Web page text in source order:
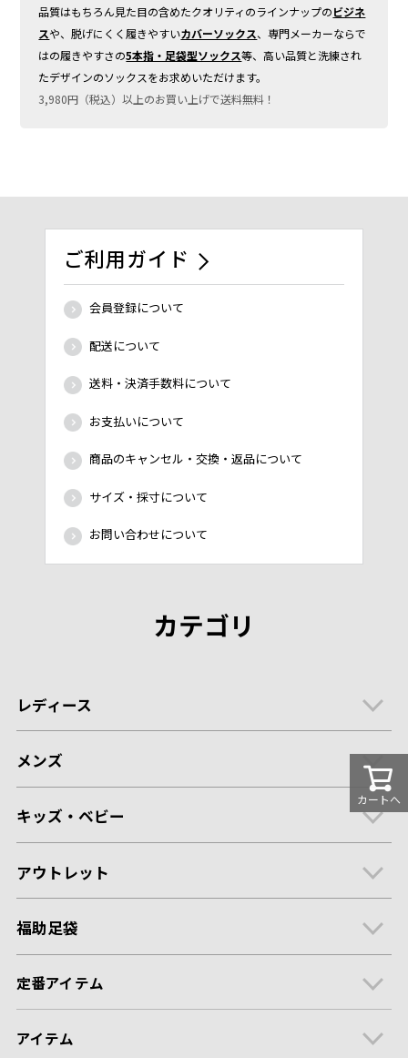
品質はもちろん見た目の含めたクオリティのラインナップのビジネ
スや、脱げにくく履きやすいカバーソックス、専門メーカーならで
はの履きやすさの5本指・足袋型ソックス等、高い品質と洗練され
たデザインのソックスをお求めいただけます。
3,980円（税込）以上のお買い上げで送料無料！
カートへ
ご利用ガイド
会員登録について
配送について
送料・決済手数料について
お支払いについて
商品のキャンセル・交換・返品について
サイズ・採寸について
お問い合わせについて
カテゴリ
レディース
メンズ
キッズ・ベビー
アウトレット
福助足袋
定番アイテム
アイテム